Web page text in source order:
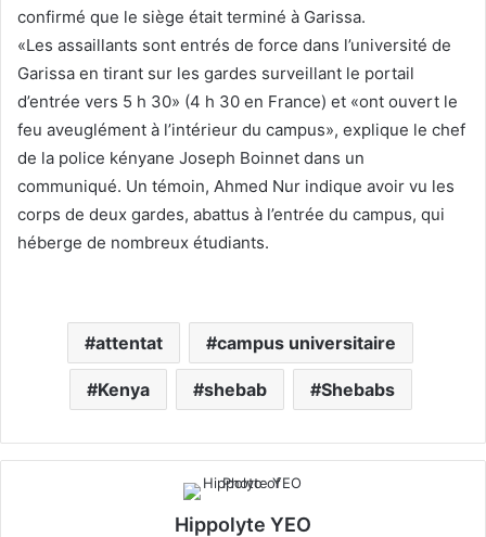
confirmé que le siège était terminé à Garissa.
«Les assaillants sont entrés de force dans l’université de
Garissa en tirant sur les gardes surveillant le portail
d’entrée vers 5 h 30» (4 h 30 en France) et «ont ouvert le
feu aveuglément à l’intérieur du campus», explique le chef
de la police kényane Joseph Boinnet dans un
communiqué. Un témoin, Ahmed Nur indique avoir vu les
corps de deux gardes, abattus à l’entrée du campus, qui
héberge de nombreux étudiants.
attentat campus universitaire
Kenya shebab Shebabs
Hippolyte YEO